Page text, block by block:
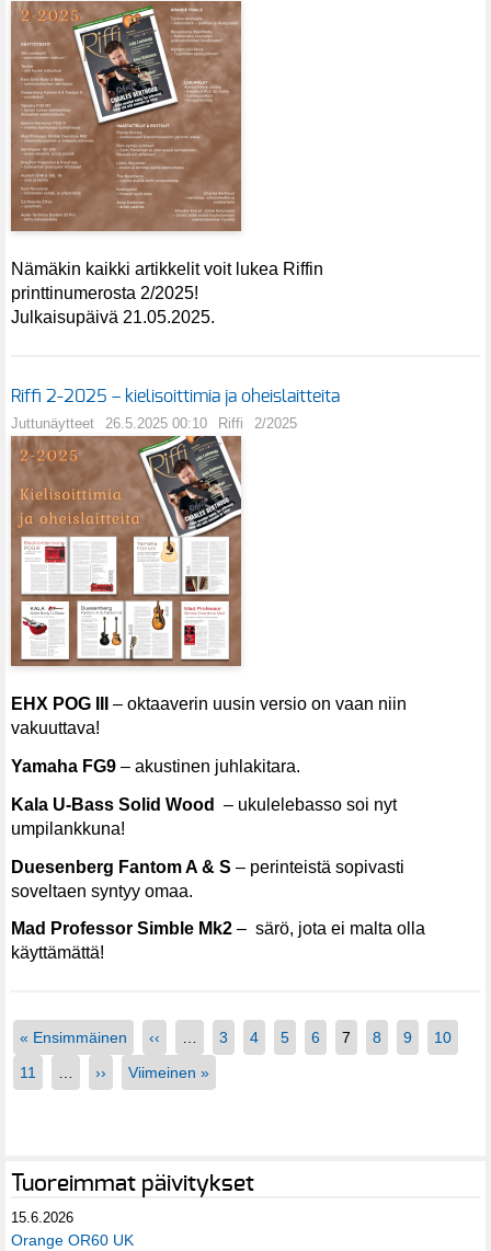
Nämäkin kaikki artikkelit voit lukea Riffin
printtinumerosta 2/2025!
Julkaisupäivä 21.05.2025.
Riffi 2-2025 – kielisoittimia ja oheislaitteita
Juttunäytteet 26.5.2025 00:10 Riffi 2/2025
EHX POG III – oktaaverin uusin versio on vaan niin
vakuuttava!
Yamaha FG9 – akustinen juhlakitara.
Kala U-Bass Solid Wood
– ukulelebasso soi nyt
umpilankkuna!
Duesenberg Fantom A & S – perinteistä sopivasti
soveltaen syntyy omaa.
Mad Professor Simble Mk2 – särö, jota ei malta olla
käyttämättä!
« Ensimmäinen ‹‹ 3 4 5 6 7 8 9
10
11
›› Viimeinen »
Tuoreimmat päivitykset
15.6.2026
Orange OR60 UK